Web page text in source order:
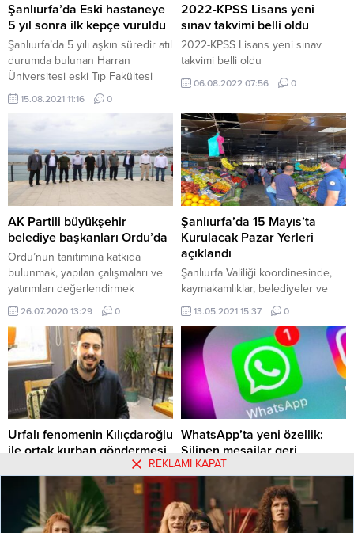
Şanlıurfa’da Eski hastaneye
5 yıl sonra ilk kepçe vuruldu
Şanlıurfa’da 5 yılı aşkın süredir atıl
durumda bulunan Harran
Üniversitesi eski Tıp Fakültesi
Hastanesi binalarının yıkımına
başlandı. Yıkılacak binaların yerine
100 yataklı yeni bir hastane
yapılması planlanıyor. Haliliye
ilçesine bağlı Atatürk
Mahallesi’nde hizmet veren Tıp
Fakültesi Hastanesi, 15 Şubat
2016 tarihinde Osmanbey
Kampüsü’ne taşınarak burada
hizmet vermeye başlamıştı.
Taşınmanın ardından...
15.08.2021 11:16 0
2022-KPSS Lisans yeni
sınav takvimi belli oldu
2022-KPSS Lisans yeni sınav
takvimi belli oldu
06.08.2022 07:56 0
AK Partili büyükşehir
belediye başkanları Ordu’da
Ordu’nun tanıtımına katkıda
bulunmak, yapılan çalışmaları ve
yatırımları değerlendirmek
amacıyla Ordu Büyükşehir
Belediye Başkanı Mehmet Hilmi
Güler’in davetiyle 10 büyükşehir
belediye başkanı Ordu’ya geldi.
26.07.2020 13:29 0
Şanlıurfa’da 15 Mayıs’ta
Kurulacak Pazar Yerleri
açıklandı
Şanlıurfa Valiliği koordinesinde,
kaymakamlıklar, belediyeler ve
semt pazarcıları esnaf
temsilcilerinin katılımıyla
belirlenen 15 Mayıs 2021 günü
kurulacak pazar yerleri açıklandı.
13.05.2021 15:37 0
Urfalı fenomenin Kılıçdaroğlu
ile ortak kurban göndermesi
Urfalı fenomenin Kılıçdaroğlu ile
ortak kurban göndermesi
09.07.2022 15:51
WhatsApp’ta yeni özellik:
Silinen mesajlar geri
getirilebilecek
WhatsApp'ta yeni özellik: Silinen
mesajlar geri getirilebilecek
21.12.2022 07:00 0
REKLAMI KAPAT